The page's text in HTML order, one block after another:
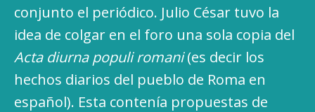
conjunto el periódico. Julio César tuvo la
idea de colgar en el foro una sola copia del
Acta diurna populi romani(es decir los
hechos diarios del pueblo de Roma en
español). Esta contenía propuestas de